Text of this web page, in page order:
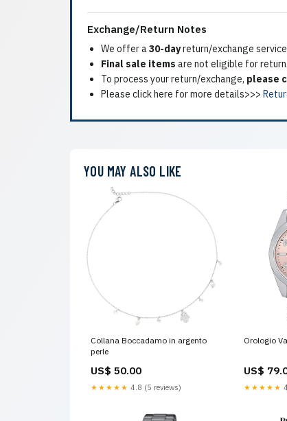
Exchange/Return Notes
We offer a30-dayreturn/exchange
Final sale items are not eligible for
To process your return/exchange, please
Please click here for more details>>>
YOU MAY ALSO LIKE
Collana Boccadamo in argento
perle
US$ 50.00
★★★★★ 4.8 (5 reviews)
Orologio
US$
★★★★★